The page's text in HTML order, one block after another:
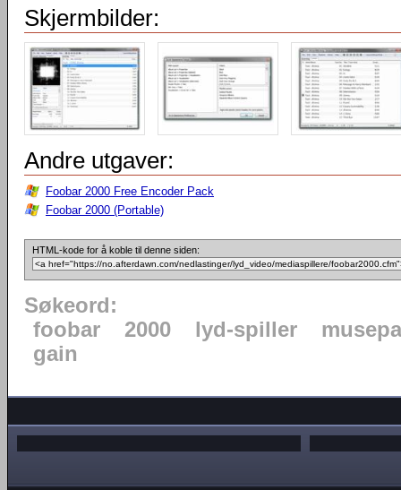
Skjermbilder:
Andre utgaver:
Foobar 2000 Free Encoder Pack
Foobar 2000 (Portable)
HTML-kode for å koble til denne siden:
Søkeord:
foobar
2000 lyd-spiller
gain